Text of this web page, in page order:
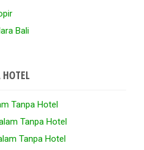
Bali
Tanpa Hotel
Tanpa Hotel
Tanpa Hotel